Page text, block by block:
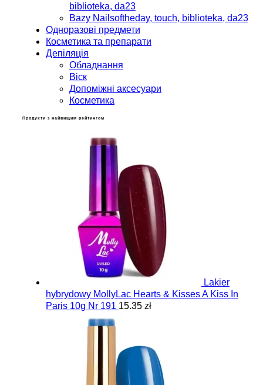
biblioteka, da23
Bazy Nailsoftheday, touch, biblioteka, da23
Одноразові предмети
Косметика та препарати
Депіляція
Обладнання
Віск
Допоміжні аксесуари
Косметика
Продукти з найвищим рейтингом
Lakier
hybrydowy MollyLac Hearts & Kisses A Kiss In
Paris 10g Nr 191 15.35 zł